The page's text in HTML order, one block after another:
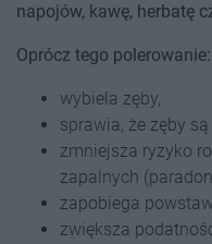
napojów, kawę, herbatę
Oprócz tego polerowanie:
wybiela zęby,
sprawia, że zęby
zmniejsza ryzyko
zapalnych
zapobiega
zwiększa